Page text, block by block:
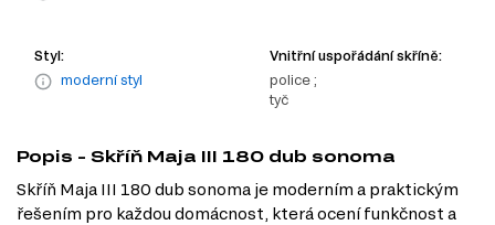
Styl:
moderní styl
Vnitřní uspořádání skříně:
police ;
tyč
Popis - Skříň Maja III 180 dub sonoma
Skříň Maja III 180 dub sonoma je moderním a praktickým
řešením pro každou domácnost, která ocení funkčnost a